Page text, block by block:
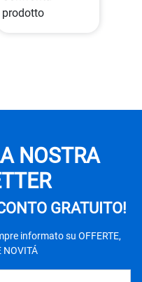
prodotto
NOSTRA
GRATUITO!
informato su OFFERTE,
NOVITÁ